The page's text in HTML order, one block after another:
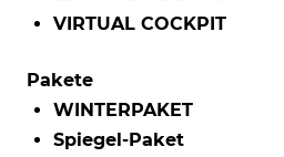
VIRTUAL COCKPIT
Pakete
WINTERPAKET
Spiegel-Paket